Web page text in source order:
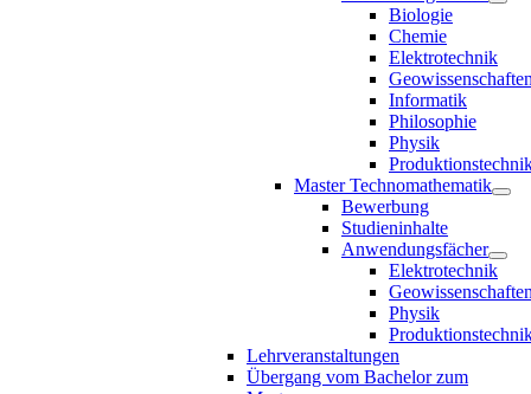
Biologie
Chemie
Elektrotechnik
Informatik
Philosophie
Physik
Master Technomathematik
Bewerbung
Studieninhalte
Anwendungsfächer
Elektrotechnik
Physik
Lehrveranstaltungen
Übergang vom Bachelor zum